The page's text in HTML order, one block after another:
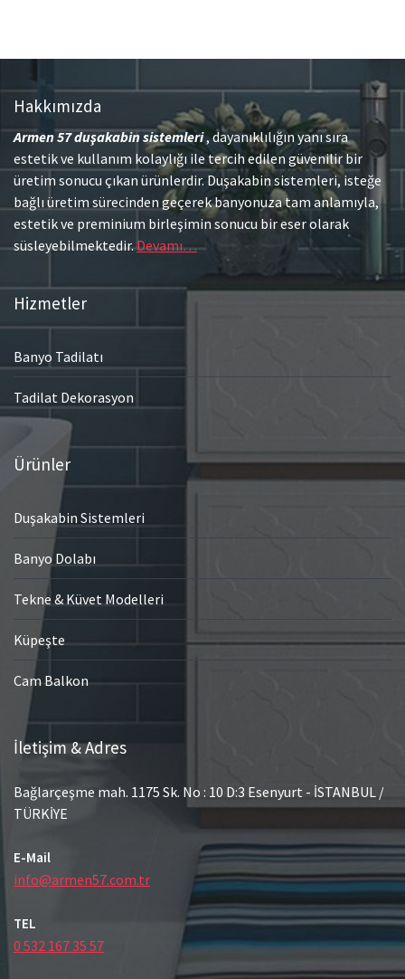
Hakkımızda
Armen 57duşakabin sistemleri, dayanıklılığın yanı sıra
estetik ve kullanım kolaylığı ile tercih edilen güvenilir bir
üretim sonucu çıkan ürünlerdir. Duşakabin sistemleri, isteğe
bağlı üretim sürecinden geçerek banyonuza tam anlamıyla,
estetik ve preminium birleşimin sonucu bir eser olarak
süsleyebilmektedir.Devamı…
Hizmetler
Banyo Tadilatı
Tadilat Dekorasyon
Ürünler
Duşakabin Sistemleri
Banyo Dolabı
Tekne & Küvet Modelleri
Küpeşte
Cam Balkon
İletişim & Adres
Bağlarçeşme mah. 1175 Sk. No : 10 D:3 Esenyurt - İSTANBUL /
TÜRKİYE
E-Mail
info@armen57.com.tr
TEL
0 532 167 35 57